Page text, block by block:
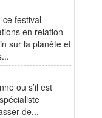
festival
en relation
sur la planète et
ou s’il est
de...